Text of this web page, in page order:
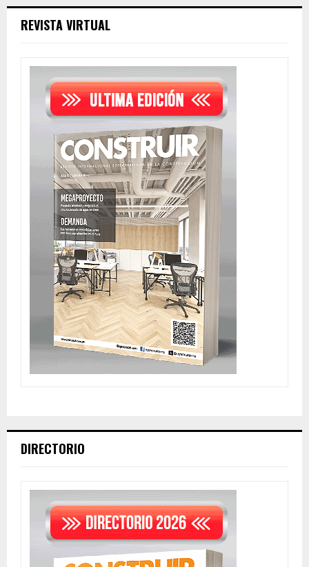
REVISTA VIRTUAL
DIRECTORIO